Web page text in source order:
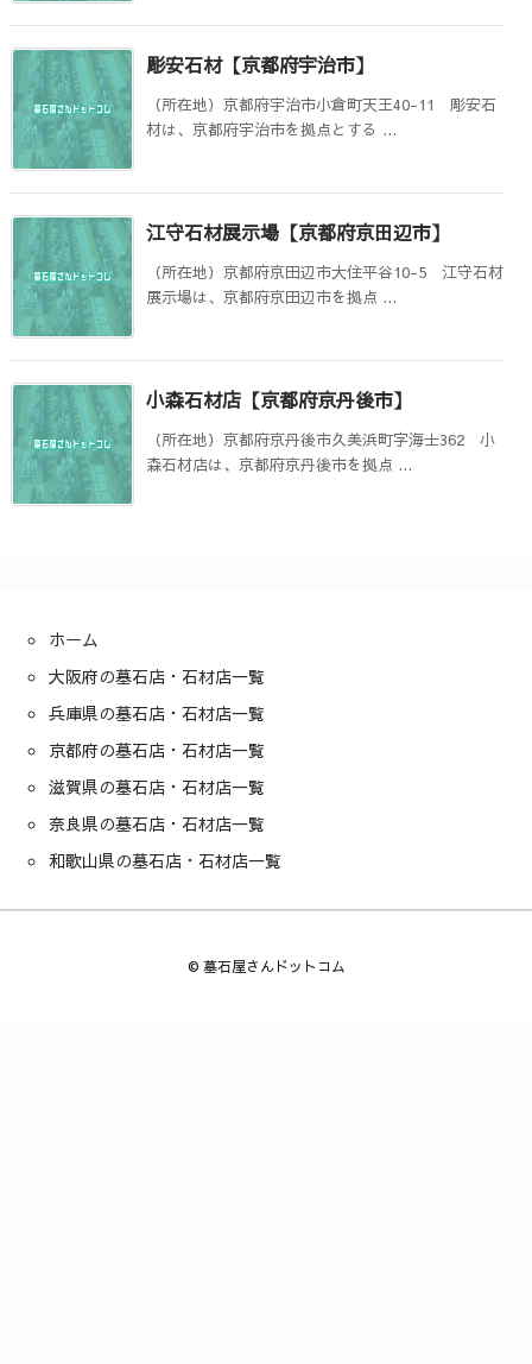
彫安石材【京都府宇治市】
（所在地）京都府宇治市小倉町天王40-11 彫安石
材は、京都府宇治市を拠点とする ...
江守石材展示場【京都府京田辺市】
（所在地）京都府京田辺市大住平谷10-5 江守石材
展示場は、京都府京田辺市を拠点 ...
小森石材店【京都府京丹後市】
（所在地）京都府京丹後市久美浜町字海士362 小
森石材店は、京都府京丹後市を拠点 ...
ホーム
大阪府の墓石店・石材店一覧
兵庫県の墓石店・石材店一覧
京都府の墓石店・石材店一覧
滋賀県の墓石店・石材店一覧
奈良県の墓石店・石材店一覧
和歌山県の墓石店・石材店一覧
© 墓石屋さんドットコム